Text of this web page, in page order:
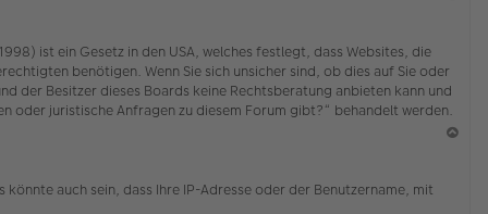
o
b
en
ist ein Gesetz in den USA, welches festlegt, dass Websites, die
benötigen. Wenn Sie sich unsicher sind, ob dies auf Sie oder
der Besitzer dieses Boards keine Rechtsberatung anbieten kann und
oder juristische Anfragen zu diesem Forum gibt?“ behandelt werden.
auch sein, dass Ihre IP-Adresse oder der Benutzername, mit